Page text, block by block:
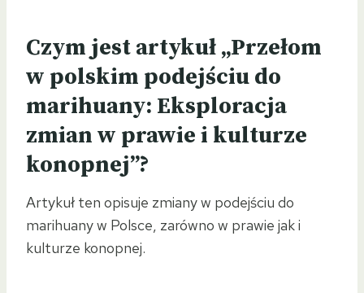
Czym jest artykuł „Przełom
w polskim podejściu do
marihuany: Eksploracja
zmian w prawie i kulturze
konopnej”?
Artykuł ten opisuje zmiany w podejściu do
marihuany w Polsce, zarówno w prawie jak i
kulturze konopnej.